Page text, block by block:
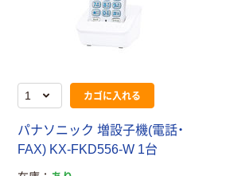
カゴに入れる
パナソニック 増設子機(電話・
FAX) KX-FKD556-W 1台